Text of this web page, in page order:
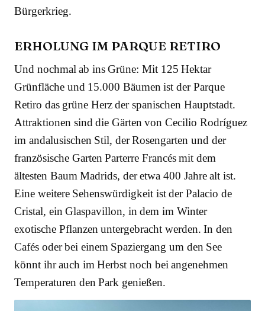
Bürgerkrieg.
ERHOLUNG IM PARQUE RETIRO
Und nochmal ab ins Grüne: Mit 125 Hektar
Grünfläche und 15.000 Bäumen ist der Parque
Retiro das grüne Herz der spanischen Hauptstadt.
Attraktionen sind die Gärten von Cecilio Rodríguez
im andalusischen Stil, der Rosengarten und der
französische Garten Parterre Francés mit dem
ältesten Baum Madrids, der etwa 400 Jahre alt ist.
Eine weitere Sehenswürdigkeit ist der Palacio de
Cristal, ein Glaspavillon, in dem im Winter
exotische Pflanzen untergebracht werden. In den
Cafés oder bei einem Spaziergang um den See
könnt ihr auch im Herbst noch bei angenehmen
Temperaturen den Park genießen.